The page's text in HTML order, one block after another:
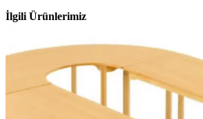
İlgili Ürünlerimiz